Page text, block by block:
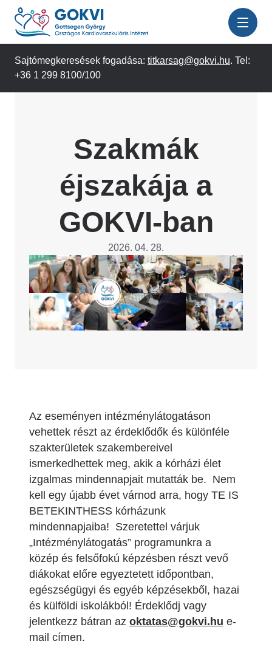
Ugrás
tartalomra
Sajtómegkeresések fogadása: titkarsag@gokvi.hu. Tel:
+36 1 299 8100/100
Szakmák
éjszakája a
GOKVI-ban
2026. 04. 28.
Image
Az eseményen intézménylátogatáson
vehettek részt az érdeklődők és különféle
szakterületek szakembereivel
ismerkedhettek meg, akik a kórházi élet
izgalmas mindennapjait mutatták be. Nem
kell egy újabb évet várnod arra, hogy TE IS
BETEKINTHESS kórházunk
mindennapjaiba! Szeretettel várjuk
„Intézménylátogatás” programunkra a
közép és felsőfokú képzésben részt vevő
diákokat előre egyeztetett időpontban,
egészségügyi és egyéb képzésekből, hazai
és külföldi iskolákból! Érdeklődj vagy
jelentkezz bátran az oktatas@gokvi.hu e-
mail címen.